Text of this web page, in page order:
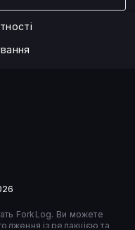
ForkLog. Ви можете
із редакцією та